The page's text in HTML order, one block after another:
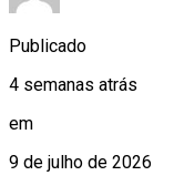
Publicado
4 semanas atrás
em
9 de julho de 2026